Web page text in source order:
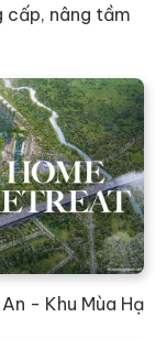
cấp, nâng tầm
- Khu Mùa Hạ